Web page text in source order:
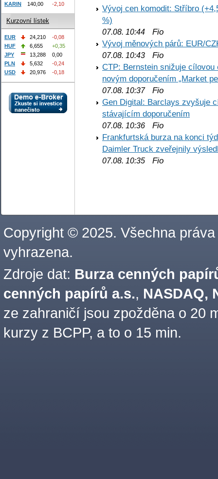
Vývoj cen komodit: Stříbro
%)
07.08. 10:44 Fio
Vývoj měnových párů: EUR/
07.08. 10:43 Fio
CTP: Bernstein snižuje
novým doporučením „Market
07.08. 10:37Fio
Gen Digital: Barclays zvyšuje
stávajícím doporučením
07.08. 10:36 Fio
Frankfurtská burza na konci
Daimler Truck zveřejnily
07.08. 10:35 Fio
KARIN
140,00 -2,10
Kurzovní lístek
EUR 24,210
-0,08
HUF
6,655
+0,35
JPY
13,288
0,00
PLN
5,632
-0,24
USD
20,976 -0,18
Copyright © 2025. Všechna práva
vyhrazena.
Zdroje dat: Burza cenných
cenných papírů a.s., NASDAQ,
ze zahraničí jsou zpožděna o 20
kurzy z BCPP, a to o 15 min.